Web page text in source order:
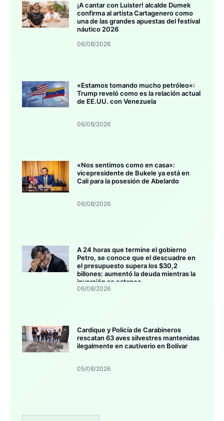
¡A cantar con Luister! alcalde Dumek
confirma al artista Cartagenero como
una de las grandes apuestas del festival
náutico 2026
06/08/2026
«Estamos tomando mucho petróleo»:
Trump reveló como es la relación actual
de EE.UU. con Venezuela
06/08/2026
«Nos sentimos como en casa»:
vicepresidente de Bukele ya está en
Cali para la posesión de Abelardo
06/08/2026
A 24 horas que termine el gobierno
Petro, se conoce que el descuadre en
el presupuesto supera los $30,2
billones: aumentó la deuda mientras la
inversión se estanca
06/08/2026
Cardique y Policía de Carabineros
rescatan 63 aves silvestres mantenidas
ilegalmente en cautiverio en Bolívar
05/08/2026